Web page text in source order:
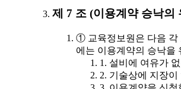
제 7 조 (이용계약 승낙의
① 교육정보원은 다음 각
에는 이용계약의 승낙을
1. 설비에 여유가
2. 기술상에 지장이